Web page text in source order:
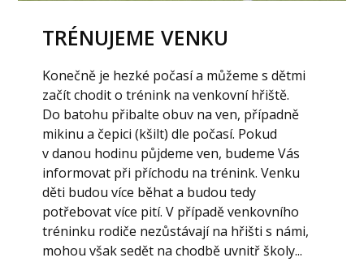
TRÉNUJEME VENKU
Konečně je hezké počasí a můžeme s dětmi
začít chodit o trénink na venkovní hřiště.
Do batohu přibalte obuv na ven, případně
mikinu a čepici (kšilt) dle počasí. Pokud
v danou hodinu půjdeme ven, budeme Vás
informovat při příchodu na trénink. Venku
děti budou více běhat a budou tedy
potřebovat více pití. V případě venkovního
tréninku rodiče nezůstávají na hřišti s námi,
mohou však sedět na chodbě uvnitř školy...